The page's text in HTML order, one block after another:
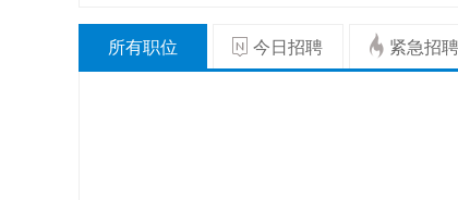
所有职位 今日招聘 紧急招聘